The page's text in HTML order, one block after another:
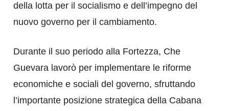
della lotta per il socialismo e dell’impegno del
nuovo governo per il cambiamento.
Durante il suo periodo alla Fortezza, Che
Guevara lavorò per implementare le riforme
economiche e sociali del governo, sfruttando
l’importante posizione strategica della Cabana